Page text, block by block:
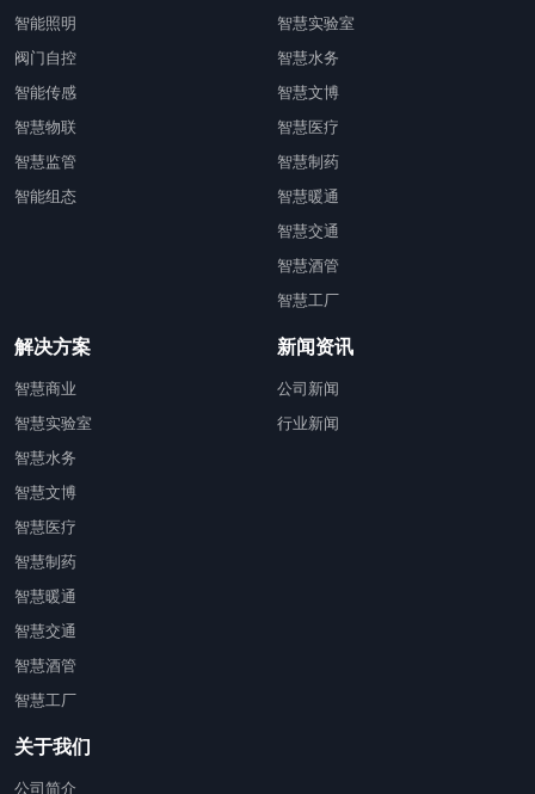
智能照明
阀门自控
智能传感
智慧物联
智慧监管
智能组态
智慧实验室
智慧水务
智慧文博
智慧医疗
智慧制药
智慧暖通
智慧交通
智慧酒管
智慧工厂
解决方案
智慧商业
智慧实验室
智慧水务
智慧文博
智慧医疗
智慧制药
智慧暖通
智慧交通
智慧酒管
智慧工厂
新闻资讯
公司新闻
行业新闻
关于我们
公司简介